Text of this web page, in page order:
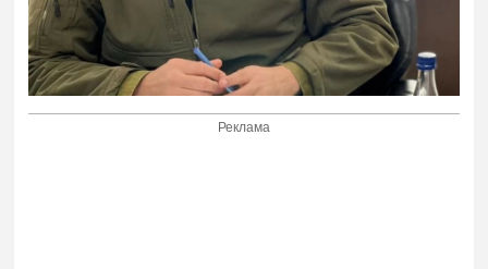
Реклама